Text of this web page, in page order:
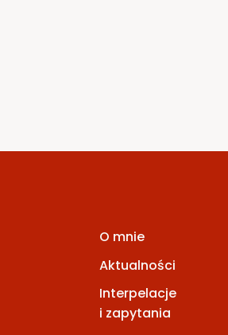
O mnie
Aktualności
Interpelacje
i zapytania